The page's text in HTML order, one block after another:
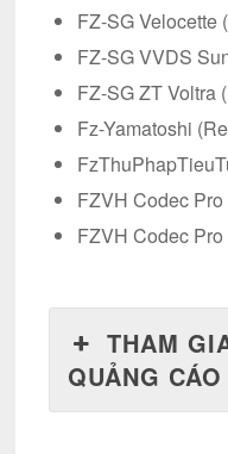
FZ-SG Velocette
FZ-SG VVDS
FZ-SG ZT Voltra
Fz-Yamatoshi
FZVH Codec
FZVH Codec Pro
THAM
QUẢNG